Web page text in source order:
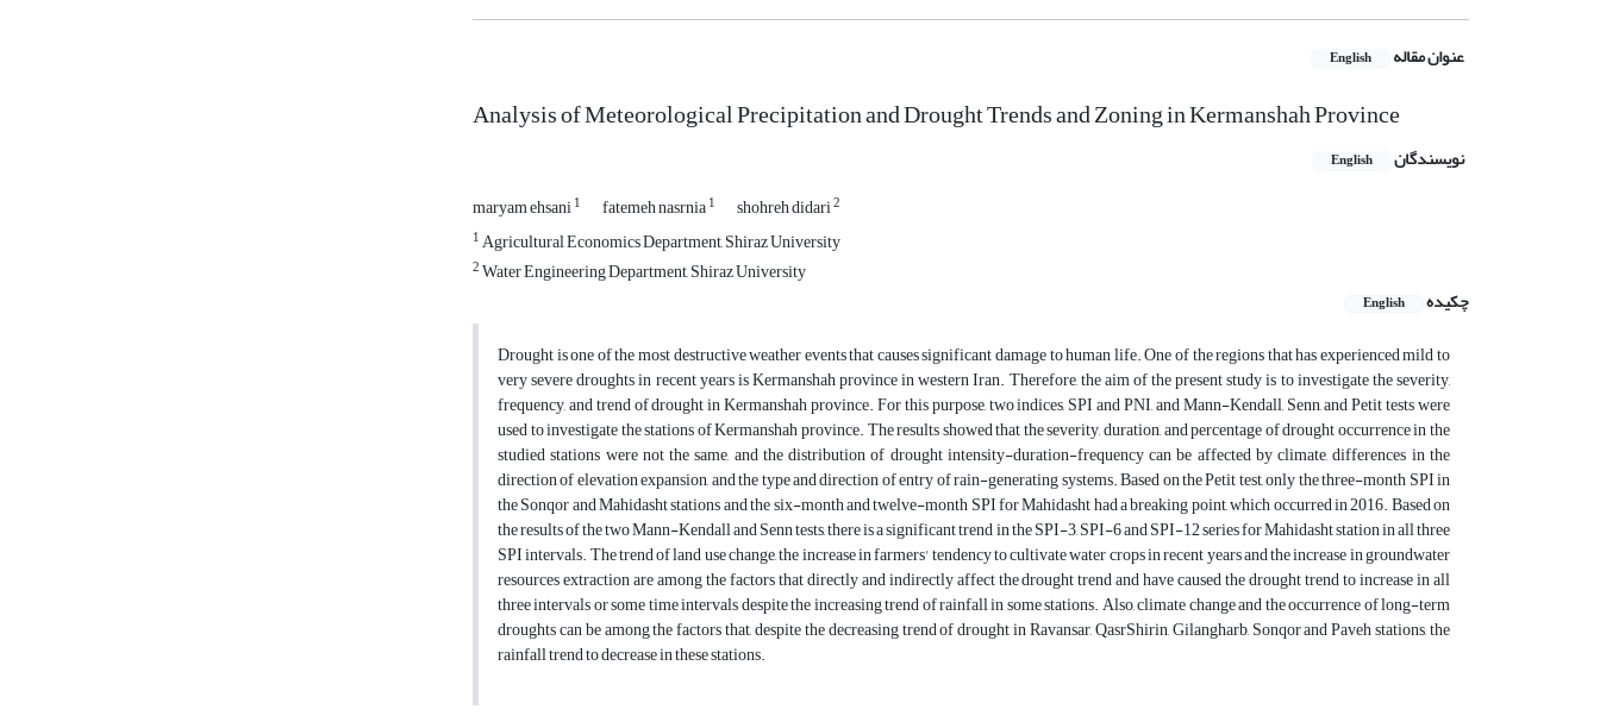
عنوان مقاله English
Analysis of Meteorological Precipitation and Drought Trends and Zoning in Kermanshah Province
نویسندگان English
maryam ehsani1 fatemeh nasrnia1 shohreh didari2
1Agricultural Economics Department, Shiraz University
2Water Engineering Department, Shiraz University
چکیده
English
Drought is one of the most destructive weather events that causes significant damage to human life. One of the regions that has experienced mild to
very severe droughts in recent years is Kermanshah province in western Iran. Therefore, the aim of the present study is to investigate the severity,
frequency, and trend of drought in Kermanshah province. For this purpose, two indices, SPI and PNI, and Mann-Kendall, Senn, and Petit tests were
used to investigate the stations of Kermanshah province. The results showed that the severity, duration, and percentage of drought occurrence in the
studied stations were not the same, and the distribution of drought intensity-duration-frequency can be affected by climate, differences in the
direction of elevation expansion, and the type and direction of entry of rain-generating systems. Based on the Petit test, only the three-month SPI in
the Sonqor and Mahidasht stations and the six-month and twelve-month SPI for Mahidasht had a breaking point, which occurred in 2016. Based on
the results of the two Mann-Kendall and Senn tests, there is a significant trend in the SPI-3, SPI-6 and SPI-12 series for Mahidasht station in all three
SPI intervals. The trend of land use change, the increase in farmers' tendency to cultivate water crops in recent years and the increase in groundwater
resources extraction are among the factors that directly and indirectly affect the drought trend and have caused the drought trend to increase in all
three intervals or some time intervals despite the increasing trend of rainfall in some stations. Also, climate change and the occurrence of long-term
droughts can be among the factors that, despite the decreasing trend of drought in Ravansar, QasrShirin, Gilangharb, Sonqor and Paveh stations, the
rainfall trend to decrease in these stations.